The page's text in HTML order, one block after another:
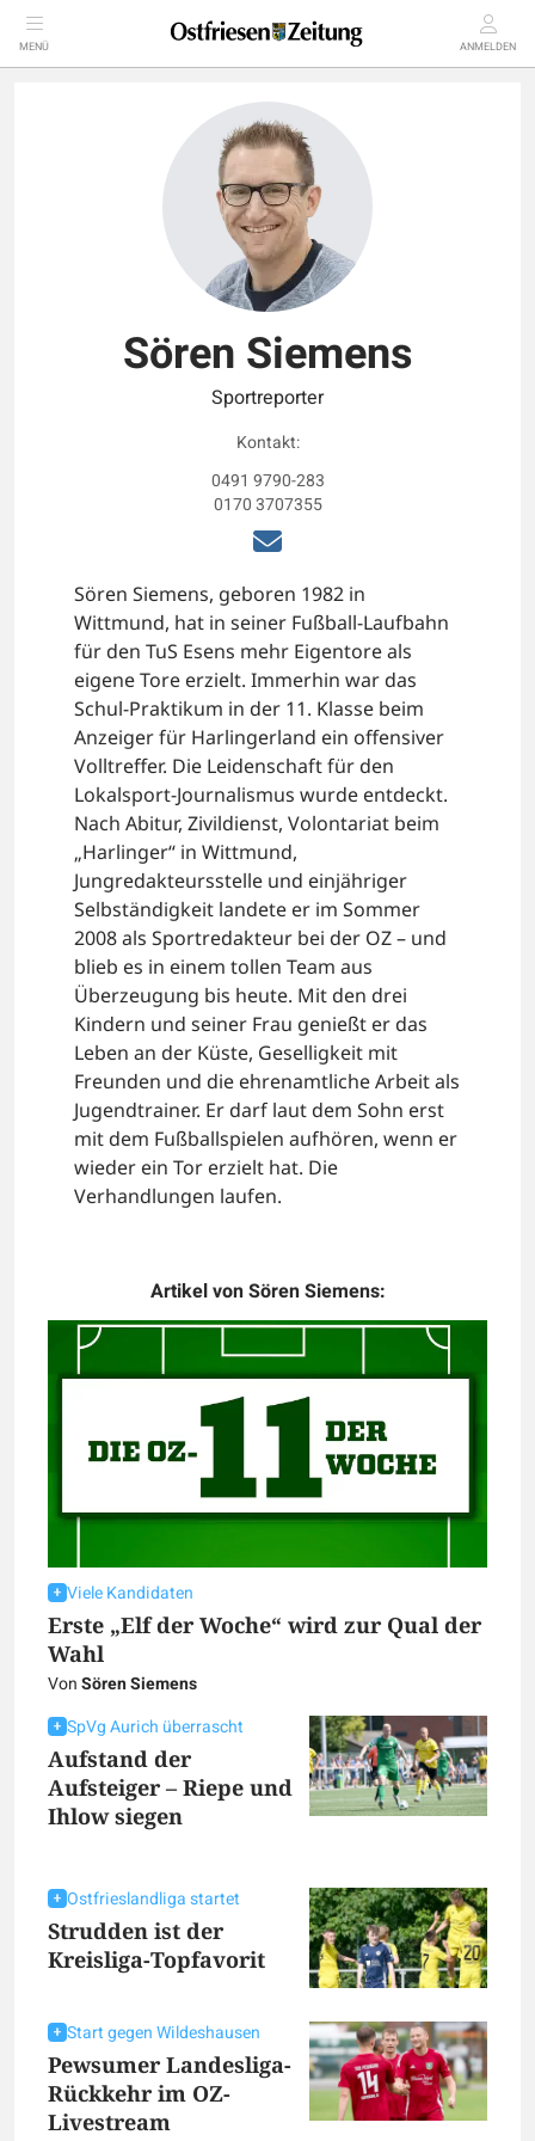
MENÜ ANMELDEN
Sören Siemens
Sportreporter
Kontakt:
0491 9790-283
0170 3707355
Sören Siemens, geboren 1982 in
Wittmund, hat in seiner Fußball-Laufbahn
für den TuS Esens mehr Eigentore als
eigene Tore erzielt. Immerhin war das
Schul-Praktikum in der 11. Klasse beim
Anzeiger für Harlingerland ein offensiver
Volltreffer. Die Leidenschaft für den
Lokalsport-Journalismus wurde entdeckt.
Nach Abitur, Zivildienst, Volontariat beim
„Harlinger“ in Wittmund,
Jungredakteursstelle und einjähriger
Selbständigkeit landete er im Sommer
2008 als Sportredakteur bei der OZ – und
blieb es in einem tollen Team aus
Überzeugung bis heute. Mit den drei
Kindern und seiner Frau genießt er das
Leben an der Küste, Geselligkeit mit
Freunden und die ehrenamtliche Arbeit als
Jugendtrainer. Er darf laut dem Sohn erst
mit dem Fußballspielen aufhören, wenn er
wieder ein Tor erzielt hat. Die
Verhandlungen laufen.
Artikel von Sören Siemens:
Viele Kandidaten
Erste „Elf der Woche“ wird zur Qual der
Wahl
VonSören Siemens
SpVg Aurich überrascht
Aufstand der
Aufsteiger – Riepe und
Ihlow siegen
Ostfrieslandliga startet
Strudden ist der
Kreisliga-Topfavorit
Start gegen Wildeshausen
Pewsumer Landesliga-
Rückkehr im OZ-
Livestream